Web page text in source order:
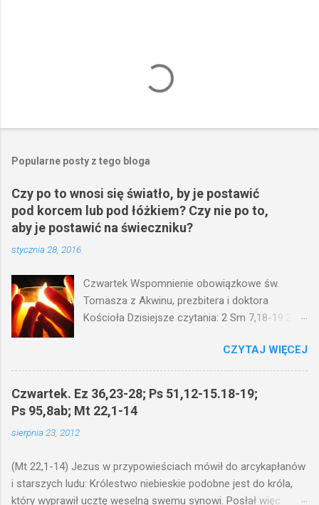
Popularne posty z tego bloga
Czy po to wnosi się światło, by je postawić
pod korcem lub pod łóżkiem? Czy nie po to,
aby je postawić na świeczniku?
stycznia 28, 2016
Czwartek Wspomnienie obowiązkowe św.
Tomasza z Akwinu, prezbitera i doktora
Kościoła Dzisiejsze czytania: 2 Sm 7,18-19.24-
(Mk 4,21-25) Jezus mówił ludowi: Czy po to
wnosi się światło, by je postawić pod korcem
na świeczniku? Nie ma bowiem nic ukrytego, co
by nie miało wyjść na jaw. Kto ma uszy do
wy mierzycie, odmierzą wam i jeszcze wam
dołożą. Bo kto ma, temu będzie dane; a kto nie
CZYTAJ WIĘCEJ
Czwartek. Ez 36,23-28; Ps 51,12-15.18-19;
Ps 95,8ab; Mt 22,1-14
sierpnia 23, 2012
(Mt 22,1-14) Jezus w przypowieściach mówił do arcykapłanów
i starszych ludu: Królestwo niebieskie podobne jest do króla,
który wyprawił ucztę weselną swemu synowi. Posłał więc